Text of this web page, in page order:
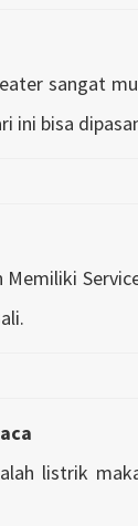
sangat
ini bisa
listrik